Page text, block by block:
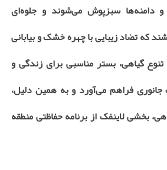
و دامنه‌ها سبزپوش می‌شوند و جلوه‌ای
که تضاد زیبایی با چهره خشک و بیابانی
گیاهی، بستر مناسبی برای زندگی و
جانوری فراهم می‌آورد و به همین دلیل،
بخشی لاینفک از برنامه حفاظتی منطقه